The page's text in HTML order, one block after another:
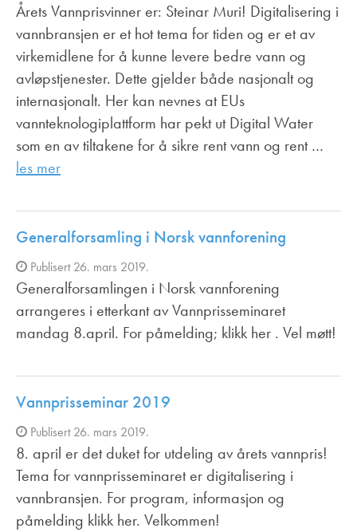
Årets Vannprisvinner er: Steinar Muri! Digitalisering i
vannbransjen er et hot tema for tiden og er et av
virkemidlene for å kunne levere bedre vann og
avløpstjenester. Dette gjelder både nasjonalt og
internasjonalt. Her kan nevnes at EUs
vannteknologiplattform har pekt ut Digital Water
som en av tiltakene for å sikre rent vann og rent …
les mer
Generalforsamling i Norsk vannforening
Publisert 26. mars 2019.
Generalforsamlingen i Norsk vannforening
arrangeres i etterkant av Vannprisseminaret
mandag 8.april. For påmelding; klikk her . Vel møtt!
Vannprisseminar 2019
Publisert 26. mars 2019.
8. april er det duket for utdeling av årets vannpris!
Tema for vannprisseminaret er digitalisering i
vannbransjen. For program, informasjon og
påmelding klikk her. Velkommen!